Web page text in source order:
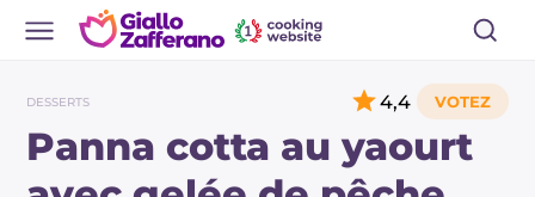
DESSERTS
Panna cotta au yaourt
4,4